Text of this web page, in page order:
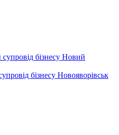
бізнесу Новий
бізнесу Новояворівськ